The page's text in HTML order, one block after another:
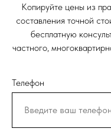
Копируйте цены из
составления точной
бесплатную
частного,
Телефон